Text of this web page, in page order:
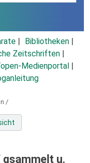
Bibliotheken
Zeitschriften
Medienportal
/
gsammelt u.